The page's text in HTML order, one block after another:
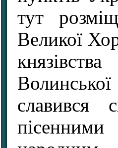
тут
Великої
славився